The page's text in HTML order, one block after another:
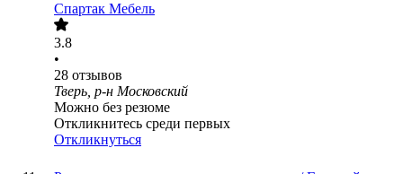
Спартак Мебель
3.8
•
28 отзывов
Тверь, р-н Московский
Можно без резюме
Откликнитесь среди первых
Откликнуться